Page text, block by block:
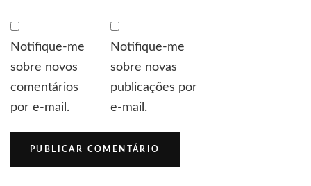
Notifique-me
sobre novos
comentários
por e-mail.
Notifique-me
sobre novas
publicações por
e-mail.